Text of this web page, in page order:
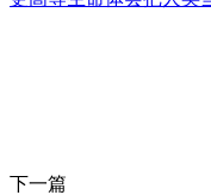
下一篇